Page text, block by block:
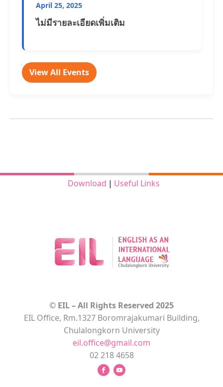
April 25, 2025
ไม่มีรายละเอียดเพิ่มเติม
View All Events
Download | Useful Links
© EIL – All Rights Reserved 2025
EIL Office, Rm.1327 Boromrajakumari Building,
Chulalongkorn University
eil.office@gmail.com
02 218 4658